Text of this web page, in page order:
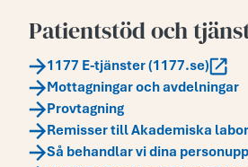
Patientstöd och
1177 E-tjänster (1177.se)
Mottagningar och avdelningar
Provtagning
Remisser till Akademiska
Så behandlar vi dina